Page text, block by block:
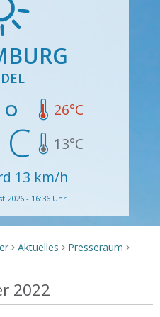
26°C
13°C
13 km/h
2026 - 16:36 Uhr
> Aktuelles > Presseraum >
2022